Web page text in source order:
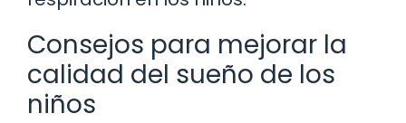
Consejos para mejorar la
calidad del sueño de los
niños